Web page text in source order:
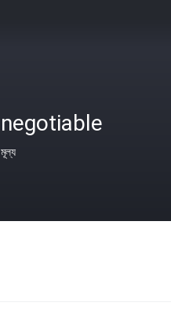
negotiable
মূল্য